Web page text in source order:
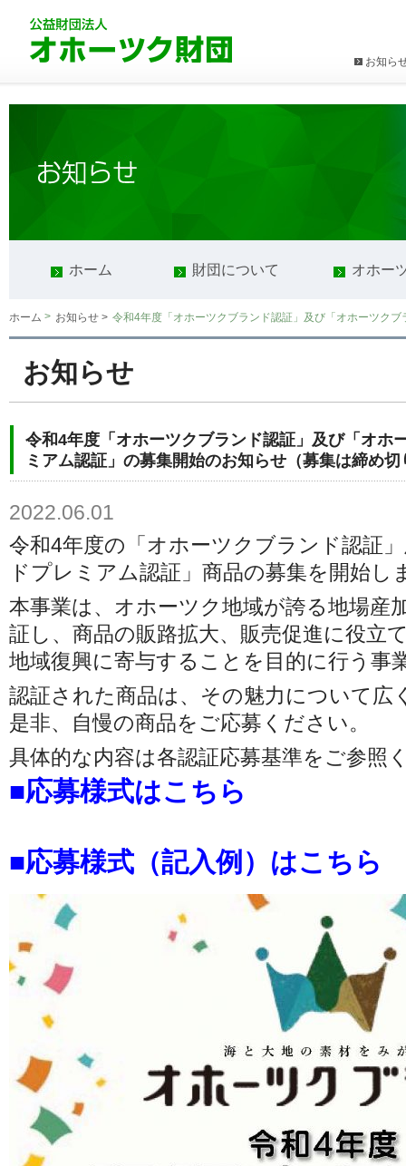
お知ら
ホーム 財団について オホー
ホーム > お知らせ > 令和4年度「オホーツクブランド認証」及び「オホーツク
お知らせ
令和4年度「オホーツクブランド認証」及び「オホ
ミアム認証」の募集開始のお知らせ（募集は締め切
2022.06.01
令和4年度の「オホーツクブランド認証
ドプレミアム認証」商品の募集を開始し
本事業は、オホーツク地域が誇る地場産
証し、商品の販路拡大、販売促進に役立
地域復興に寄与することを目的に行う事
認証された商品は、その魅力について広
是非、自慢の商品をご応募ください。
具体的な内容は各認証応募基準をご参照
■応募様式はこちら
■応募様式（記入例）はこちら